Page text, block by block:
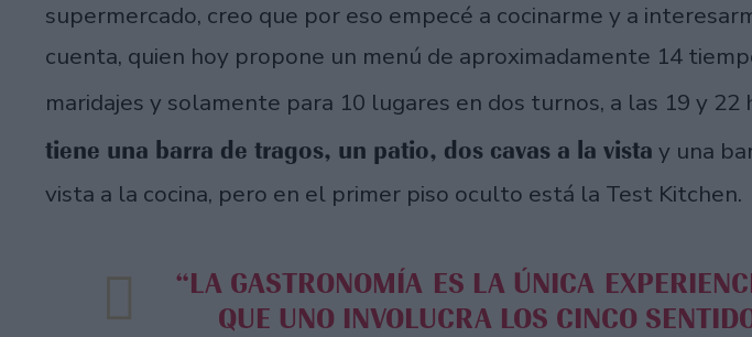
supermercado, creo que por eso empecé a cocinarme y a
cuenta, quien hoy propone un menú de aproximadamente 14
maridajes y solamente para 10 lugares en dos turnos, a las 19 y 22
tiene una barra de tragos, un patio, dos cavas a la vista y una
vista a la cocina, pero en el primer piso oculto está la Test Kitchen.
“LA GASTRONOMÍA ES LA ÚNICA EXPERIENCIA EN LA
QUE UNO INVOLUCRA LOS CINCO